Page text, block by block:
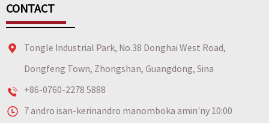
CONTACT
Tongle Industrial Park, No.38 Donghai West Road,
Dongfeng Town, Zhongshan, Guangdong, Sina
+86-0760-2278 5888
7 andro isan-kerinandro manomboka amin'ny 10:00